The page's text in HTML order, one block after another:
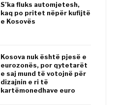
S’ka fluks automjetesh,
kaq po pritet nëpër kufijtë
e Kosovës
Kosova nuk është pjesë e
eurozonës, por qytetarët
e saj mund të votojnë për
dizajnin e ri të
kartëmonedhave euro